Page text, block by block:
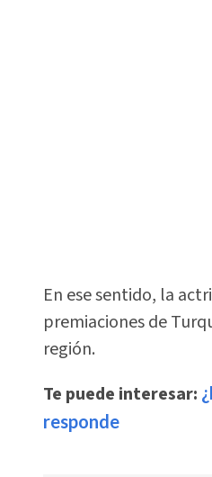
En ese sentido, la
premiaciones de
región.
Te puede interesar:
responde